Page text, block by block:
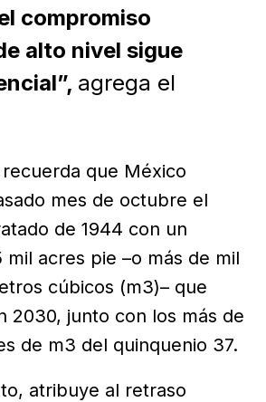
compromiso
alto nivel sigue
agrega el
que México
mes de octubre el
de 1944 con un
mil acres pie –o más de mil
cúbicos (m3)– que
2030, junto con los más de
de m3 del quinquenio 37.
atribuye al retraso